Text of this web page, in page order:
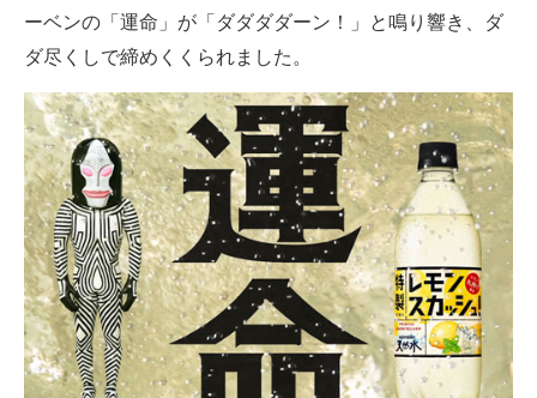
ーベンの「運命」が「ダダダダーン！」と鳴り響き、ダ
ダ尽くしで締めくくられました。